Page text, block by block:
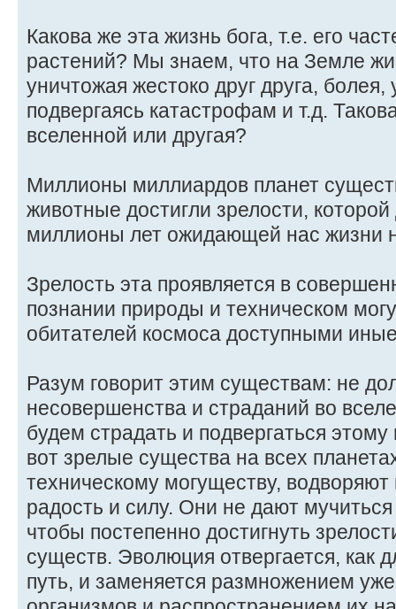
Какова же эта жизнь бога, т.е. его
растений? Мы знаем, что на Земле
уничтожая жестоко друг друга,
подвергаясь катастрофам и т.д.
вселенной или другая?
Миллионы миллиардов планет
животные достигли зрелости,
миллионы лет ожидающей нас жизни
Зрелость эта проявляется в
познании природы и техническом
обитателей космоса доступными
Разум говорит этим существам: не
несовершенства и страданий во
будем страдать и подвергаться
вот зрелые существа на всех
техническому могуществу,
радость и силу. Они не дают
чтобы постепенно достигнуть
существ. Эволюция отвергается, как
путь, и заменяется размножением